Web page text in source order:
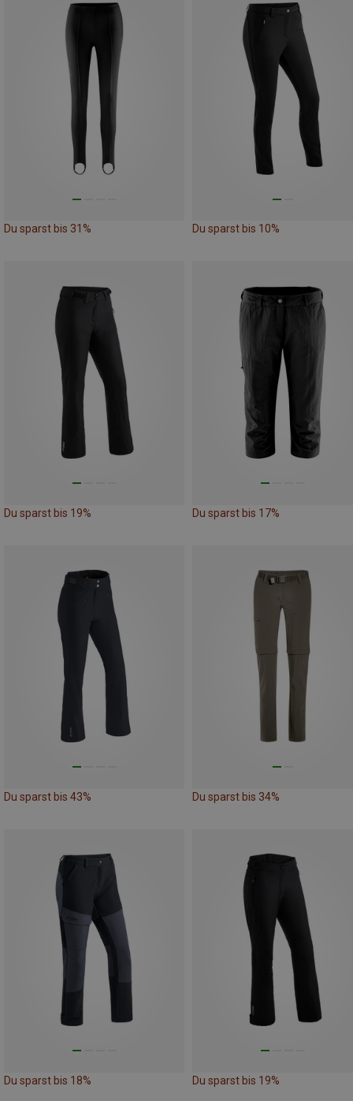
Du sparst bis 31% Du sparst bis 10%
Du sparst bis 19% Du sparst bis 17%
Du sparst bis 43% Du sparst bis 34%
Du sparst bis 18% Du sparst bis 19%